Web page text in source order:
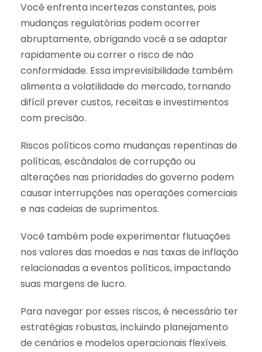
Você enfrenta incertezas constantes, pois
mudanças regulatórias podem ocorrer
abruptamente, obrigando você a se adaptar
rapidamente ou correr o risco de não
conformidade. Essa imprevisibilidade também
alimenta a volatilidade do mercado, tornando
difícil prever custos, receitas e investimentos
com precisão.
Riscos políticos como mudanças repentinas de
políticas, escândalos de corrupção ou
alterações nas prioridades do governo podem
causar interrupções nas operações comerciais
e nas cadeias de suprimentos.
Você também pode experimentar flutuações
nos valores das moedas e nas taxas de inflação
relacionadas a eventos políticos, impactando
suas margens de lucro.
Para navegar por esses riscos, é necessário ter
estratégias robustas, incluindo planejamento
de cenários e modelos operacionais flexíveis.